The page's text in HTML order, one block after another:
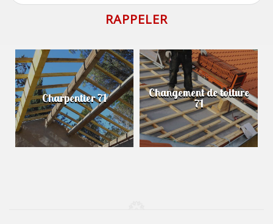
Charpentier 71 Changement de toiture
71